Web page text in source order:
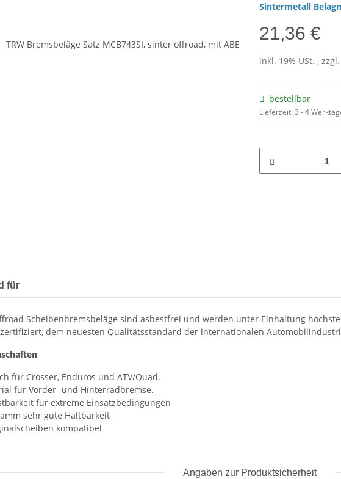
Sintermetall
21,36 €
inkl. 19% USt. , zzgl.
bestellbar
Lieferzeit:3 - 4
für
Scheibenbremsbeläge sind asbestfrei und werden unter Einhaltung
zertifiziert, dem neuesten Qualitätsstandard der internationalen
für Crosser, Enduros und ATV/Quad.
für Vorder- und Hinterradbremse.
für extreme Einsatzbedingungen
sehr gute Haltbarkeit
kompatibel
Angaben zur Produktsicherheit